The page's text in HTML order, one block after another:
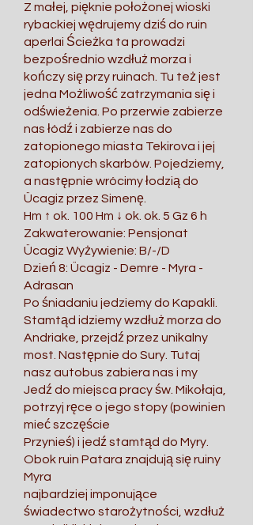
Z małej, pięknie położonej wioski
rybackiej wędrujemy dziś do ruin
aperlai Ścieżka ta prowadzi
bezpośrednio wzdłuż morza i
kończy się przy ruinach. Tu też jest
jedna Możliwość zatrzymania się i
odświeżenia. Po przerwie zabierze
nas łódź i zabierze nas do
zatopionego miasta Tekirova i jej
zatopionych skarbów. Pojedziemy,
a następnie wrócimy łodzią do
Ücagiz przez Simenę.
Hm ↑ ok. 100 Hm ↓ ok. ok. 5 Gz 6 h
Zakwaterowanie: Pensjonat
Ücagiz Wyżywienie: B/-/D
Dzień 8: Ücagiz - Demre - Myra -
Adrasan
Po śniadaniu jedziemy do Kapakli.
Stamtąd idziemy wzdłuż morza do
Andriake, przejdź przez unikalny
most. Następnie do Sury. Tutaj
nasz autobus zabiera nas i my
Jedź do miejsca pracy św. Mikołaja,
potrzyj ręce o jego stopy (powinien
mieć szczęście
Przynieś) i jedź stamtąd do Myry.
Obok ruin Patara znajdują się ruiny
Myra
najbardziej imponujące
świadectwo starożytności, wzdłuż